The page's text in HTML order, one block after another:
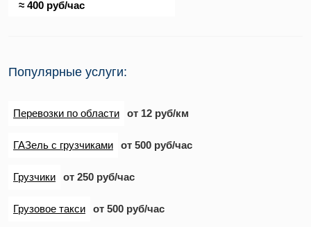
≈ 400 руб/час
Популярные услуги:
Перевозки по области от 12 руб/км
ГАЗель с грузчиками от 500 руб/час
Грузчики от 250 руб/час
Грузовое такси от 500 руб/час